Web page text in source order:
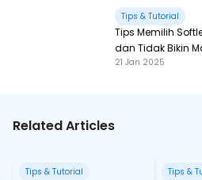
Tips & Tutorial
Tips Memilih
dan Tidak Bikin
21 Jan 2025
Related Articles
Tips & Tutorial Tips &